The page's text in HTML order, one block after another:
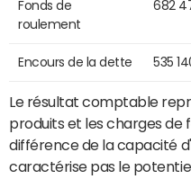
Fonds de
roulement
682
Encours de la dette 535
Le résultat comptable
produits et les charges de
différence de la capacité
caractérise pas le